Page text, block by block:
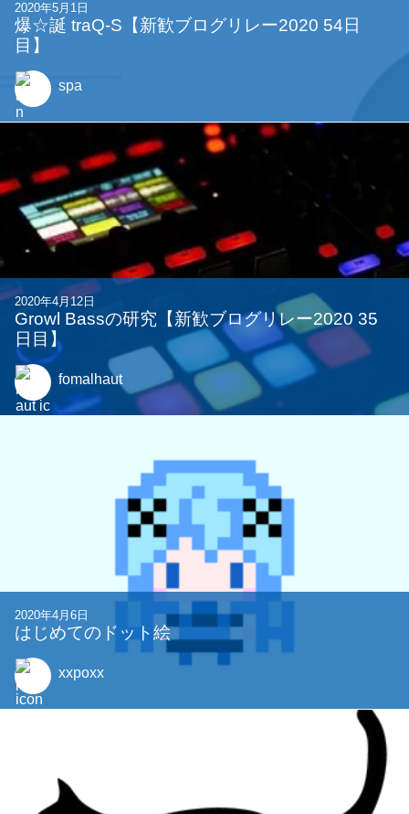
2020年5月1日
爆☆誕 traQ-S【新歓ブログリレー2020 54日
目】
spa
2020年4月12日
Growl Bassの研究【新歓ブログリレー2020 35
日目】
fomalhaut
2020年4月6日
はじめてのドット絵
xxpoxx